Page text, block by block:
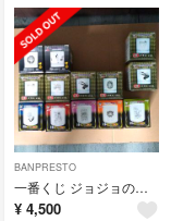
BANPRESTO
一番くじ ジョジョの奇妙な冒険 グラスセット 13個
¥ 4,500